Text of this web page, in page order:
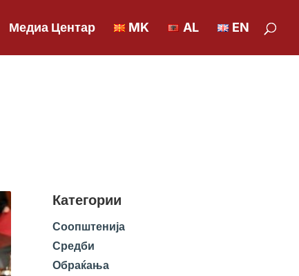
Медиа Центар MK AL EN
Категории
Соопштенија
Средби
Обраќања